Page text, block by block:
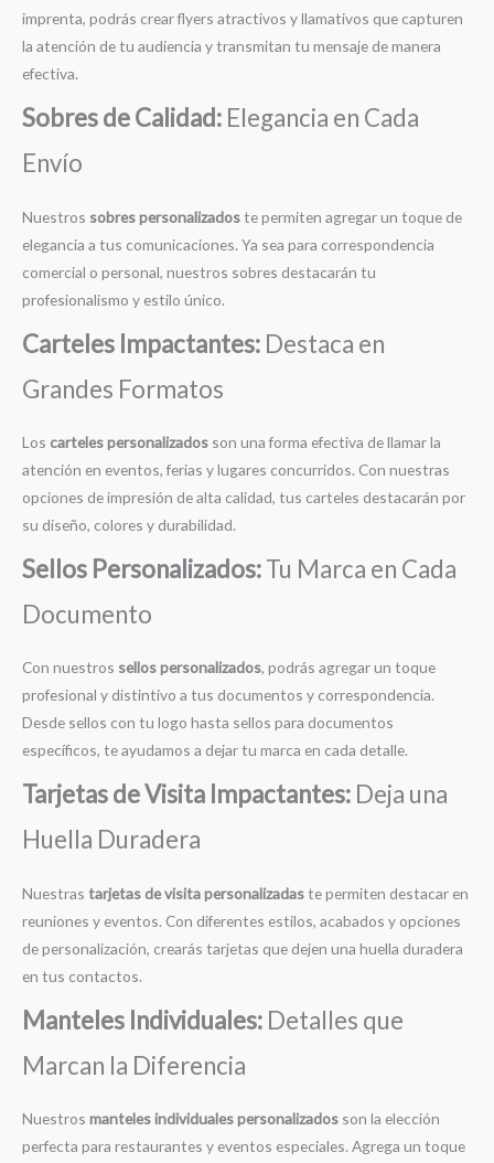
imprenta, podrás crear flyers atractivos y llamativos que capturen
la atención de tu audiencia y transmitan tu mensaje de manera
efectiva.
Sobres de Calidad: Elegancia en Cada
Envío
Nuestros sobres personalizadoste permiten agregar un toque de
elegancia a tus comunicaciones. Ya sea para correspondencia
comercial o personal, nuestros sobres destacarán tu
profesionalismo y estilo único.
Carteles Impactantes: Destaca en
Grandes Formatos
Los carteles personalizados son una forma efectiva de llamar la
atención en eventos, ferias y lugares concurridos. Con nuestras
opciones de impresión de alta calidad, tus carteles destacarán por
su diseño, colores y durabilidad.
Sellos Personalizados:Tu Marca en Cada
Documento
Con nuestros sellos personalizados, podrás agregar un toque
profesional y distintivo a tus documentos y correspondencia.
Desde sellos con tu logo hasta sellos para documentos
específicos, te ayudamos a dejar tu marca en cada detalle.
Tarjetas de Visita Impactantes: Deja una
Huella Duradera
Nuestras tarjetas de visita personalizadaste permiten destacar en
reuniones y eventos. Con diferentes estilos, acabados y opciones
de personalización, crearás tarjetas que dejen una huella duradera
en tus contactos.
Manteles Individuales: Detalles que
Marcan la Diferencia
Nuestros manteles individuales personalizados son la elección
perfecta para restaurantes y eventos especiales. Agrega un toque